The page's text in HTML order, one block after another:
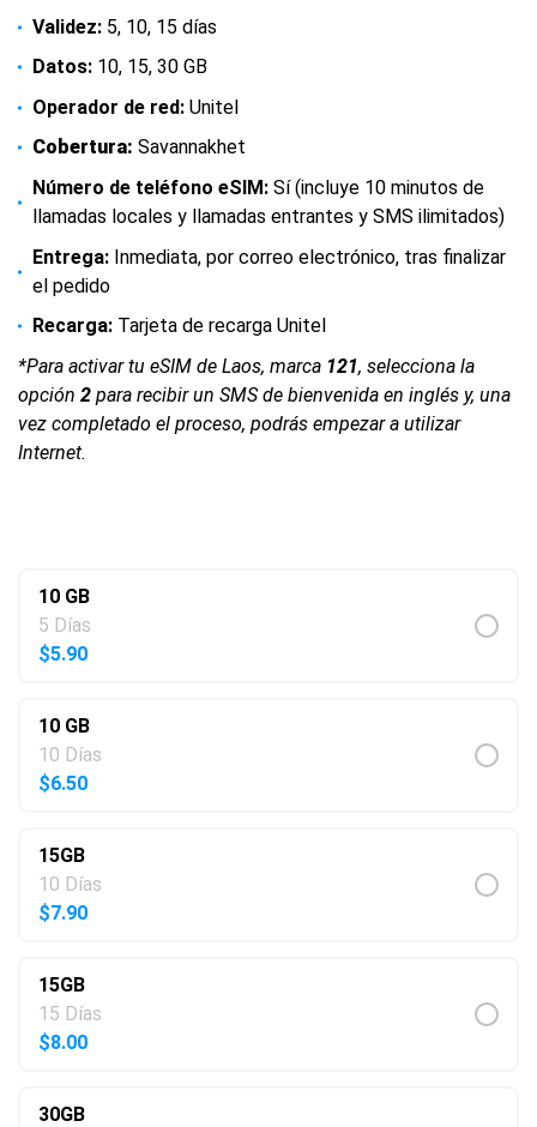
Validez: 5, 10, 15 días
Datos: 10, 15, 30 GB
Operador de red: Unitel
Cobertura: Savannakhet
Número de teléfono eSIM: Sí (incluye 10 minutos de
llamadas locales y llamadas entrantes y SMS ilimitados)
Entrega: Inmediata, por correo electrónico, tras finalizar
el pedido
Recarga: Tarjeta de recarga Unitel
*Para activar tu eSIM de Laos, marca 121, selecciona la
opción 2 para recibir un SMS de bienvenida en inglés y, una
vez completado el proceso, podrás empezar a utilizar
Internet.
10 GB
5 Días
$5.90
10 GB
10 Días
$6.50
15GB
10 Días
$7.90
15GB
15 Días
$8.00
30GB